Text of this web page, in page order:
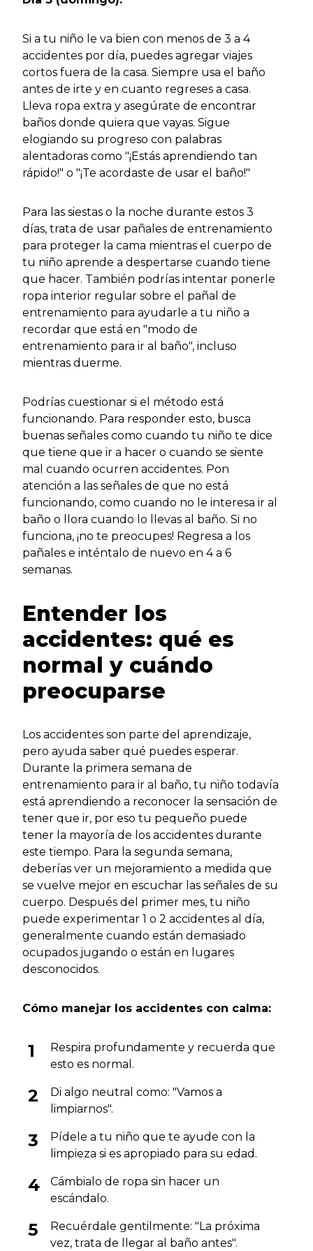
Si a tu niño le va bien con menos de 3 a 4
accidentes por día, puedes agregar viajes
cortos fuera de la casa. Siempre usa el baño
antes de irte y en cuanto regreses a casa.
Lleva ropa extra y asegúrate de encontrar
baños donde quiera que vayas. Sigue
elogiando su progreso con palabras
alentadoras como "¡Estás aprendiendo tan
rápido!" o "¡Te acordaste de usar el baño!"
Para las siestas o la noche durante estos 3
días, trata de usar pañales de entrenamiento
para proteger la cama mientras el cuerpo de
tu niño aprende a despertarse cuando tiene
que hacer. También podrías intentar ponerle
ropa interior regular sobre el pañal de
entrenamiento para ayudarle a tu niño a
recordar que está en "modo de
entrenamiento para ir al baño", incluso
mientras duerme.
Podrías cuestionar si el método está
funcionando. Para responder esto, busca
buenas señales como cuando tu niño te dice
que tiene que ir a hacer o cuando se siente
mal cuando ocurren accidentes. Pon
atención a las señales de que no está
funcionando, como cuando no le interesa ir al
baño o llora cuando lo llevas al baño. Si no
funciona, ¡no te preocupes! Regresa a los
pañales e inténtalo de nuevo en 4 a 6
semanas.
Entender los
accidentes: qué es
normal y cuándo
preocuparse
Los accidentes son parte del aprendizaje,
pero ayuda saber qué puedes esperar.
Durante la primera semana de
entrenamiento para ir al baño, tu niño todavía
está aprendiendo a reconocer la sensación de
tener que ir, por eso tu pequeño puede
tener la mayoría de los accidentes durante
este tiempo. Para la segunda semana,
deberías ver un mejoramiento a medida que
se vuelve mejor en escuchar las señales de su
cuerpo. Después del primer mes, tu niño
puede experimentar 1 o 2 accidentes al día,
generalmente cuando están demasiado
ocupados jugando o están en lugares
desconocidos.
Cómo manejar los accidentes con calma:
Respira profundamente y recuerda que
esto es normal.
Di algo neutral como: "Vamos a
limpiarnos".
Pídele a tu niño que te ayude con la
limpieza si es apropiado para su edad.
Cámbialo de ropa sin hacer un
escándalo.
Recuérdale gentilmente: "La próxima
vez, trata de llegar al baño antes".